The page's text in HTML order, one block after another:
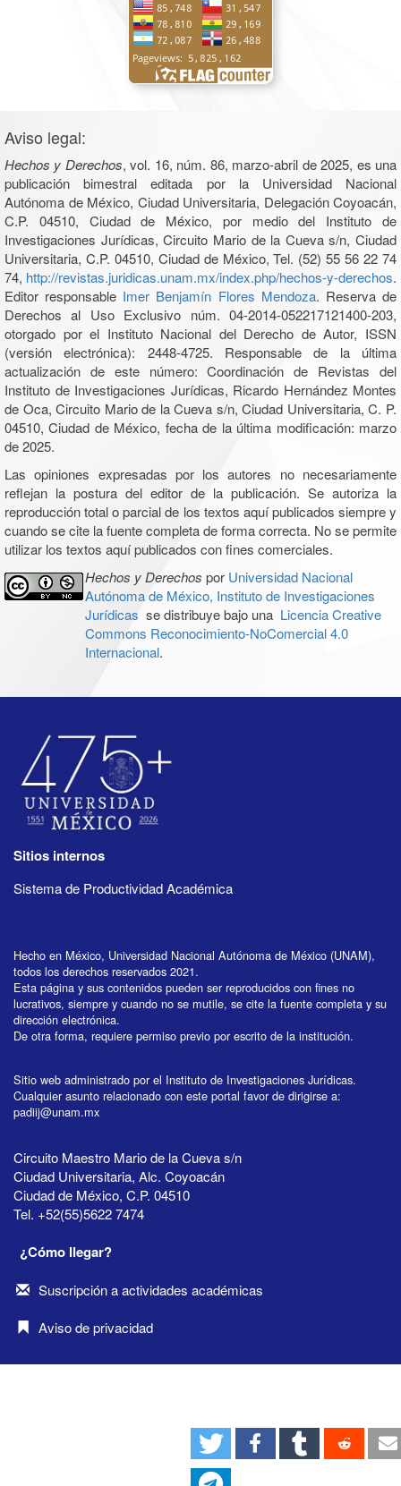
Aviso legal:
Hechos y Derechos, vol. 16, núm. 86, marzo-abril de 2025, es una
publicación bimestral editada por la Universidad Nacional
Autónoma de México, Ciudad Universitaria, Delegación Coyoacán,
C.P. 04510, Ciudad de México, por medio del Instituto de
Investigaciones Jurídicas, Circuito Mario de la Cueva s/n, Ciudad
Universitaria, C.P. 04510, Ciudad de México, Tel. (52) 55 56 22 74
74, http://revistas.juridicas.unam.mx/index.php/hechos-y-derechos.
Editor responsable Imer Benjamín Flores Mendoza. Reserva de
Derechos al Uso Exclusivo núm. 04-2014-052217121400-203,
otorgado por el Instituto Nacional del Derecho de Autor, ISSN
(versión electrónica): 2448-4725. Responsable de la última
actualización de este número: Coordinación de Revistas del
Instituto de Investigaciones Jurídicas, Ricardo Hernández Montes
de Oca, Circuito Mario de la Cueva s/n, Ciudad Universitaria, C. P.
04510, Ciudad de México, fecha de la última modificación: marzo
de 2025.
Las opiniones expresadas por los autores no necesariamente
reflejan la postura del editor de la publicación. Se autoriza la
reproducción total o parcial de los textos aquí publicados siempre y
cuando se cite la fuente completa de forma correcta. No se permite
utilizar los textos aquí publicados con fines comerciales.
Hechos y Derechos por Universidad Nacional
Autónoma de México, Instituto de Investigaciones
Jurídicas se distribuye bajo una Licencia Creative
Commons Reconocimiento-NoComercial 4.0
Internacional.
Sitios internos
Sistema de Productividad Académica
Hecho en México, Universidad Nacional Autónoma de México (UNAM),
todos los derechos reservados 2021.
Esta página y sus contenidos pueden ser reproducidos con fines no
lucrativos, siempre y cuando no se mutile, se cite la fuente completa y su
dirección electrónica.
De otra forma, requiere permiso previo por escrito de la institución.
Sitio web administrado por el Instituto de Investigaciones Jurídicas.
Cualquier asunto relacionado con este portal favor de dirigirse a:
padiij@unam.mx
Circuito Maestro Mario de la Cueva s/n
Ciudad Universitaria, Alc. Coyoacán
Ciudad de México, C.P. 04510
Tel. +52(55)5622 7474
¿Cómo llegar?
Suscripción a actividades académicas
Aviso de privacidad